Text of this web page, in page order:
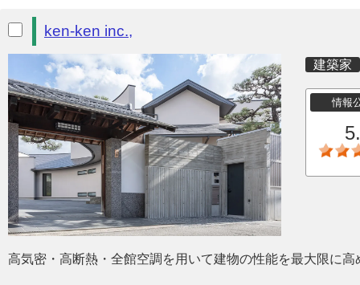
ken-ken inc.,
建築家
情報
高気密・高断熱・全館空調を用いて建物の性能を最大限に